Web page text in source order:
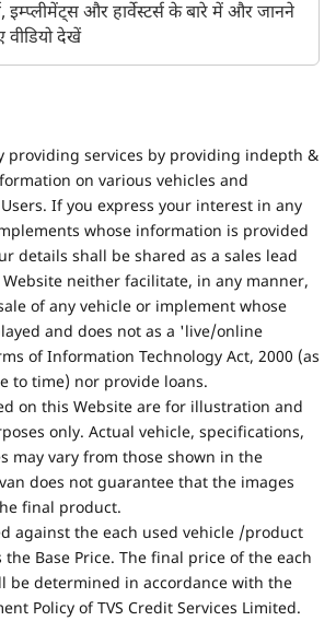
इम्प्लीमेंट्स और हार्वेस्टर्स के बारे में और जानने
वीडियो देखें
providing services by providing indepth &
on various vehicles and
If you express your interest in any
whose information is provided
details shall be shared as a sales lead
Website neither facilitate, in any manner,
of any vehicle or implement whose
and does not as a 'live/online
of Information Technology Act, 2000 (as
to time) nor provide loans.
on this Website are for illustration and
only. Actual vehicle, specifications,
may vary from those shown in the
does not guarantee that the images
final product.
against the each used vehicle /product
Base Price. The final price of the each
be determined in accordance with the
Policy of TVS Credit Services Limited.